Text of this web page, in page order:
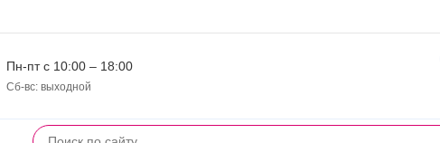
Пн-пт с 10:00 – 18:00
Сб-вс: выходной